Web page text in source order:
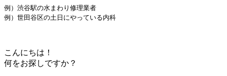
例）渋谷駅の水まわり修理業者
例）世田谷区の土日にやっている内科
こんにちは！
何をお探しですか？